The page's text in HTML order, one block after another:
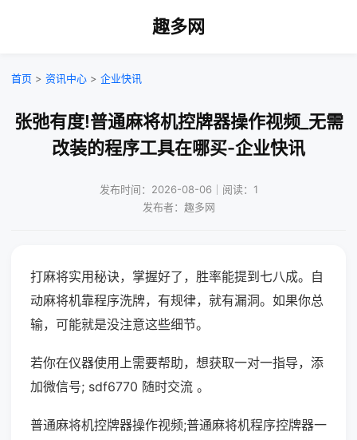
趣多网
首页 > 资讯中心 > 企业快讯
张弛有度!普通麻将机控牌器操作视频_无需
改装的程序工具在哪买-企业快讯
发布时间：2026-08-06｜阅读：1
发布者：趣多网
打麻将实用秘诀，掌握好了，胜率能提到七八成。自
动麻将机靠程序洗牌，有规律，就有漏洞。如果你总
输，可能就是没注意这些细节。
若你在仪器使用上需要帮助，想获取一对一指导，添
加微信号; sdf6770 随时交流 。
普通麻将机控牌器操作视频;普通麻将机程序控牌器一